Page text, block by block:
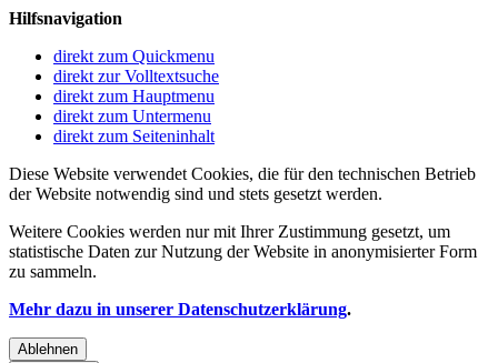
Hilfsnavigation
direkt zum Quickmenu
direkt zur Volltextsuche
direkt zum Hauptmenu
direkt zum Untermenu
direkt zum Seiteninhalt
Diese Website verwendet Cookies, die für den technischen Betrieb
der Website notwendig sind und stets gesetzt werden.
Weitere Cookies werden nur mit Ihrer Zustimmung gesetzt, um
statistische Daten zur Nutzung der Website in anonymisierter Form
zu sammeln.
Mehr dazu in unserer Datenschutzerklärung.
Ablehnen